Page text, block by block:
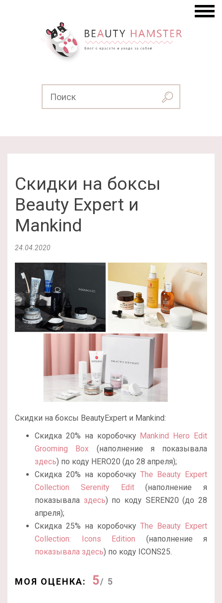
Скидки на боксы
Beauty Expert и
Mankind
24.04.2020
Скидки на боксы BeautyExpert и Mankind:
Скидка 20% на коробочку Mankind Hero Edit
Grooming Box (наполнение я показывала
здесь) по коду HERO20 (до 28 апреля);
Скидка 20% на коробочку The Beauty Expert
Collection Serenity Edit(наполнение я
показывала здесь) по коду SEREN20 (до 28
апреля);
Скидка 25% на коробочку The Beauty Expert
Collection: Icons Edition (наполнение я
показывала здесь) по коду ICONS25.
МОЯ ОЦЕНКА: 5/ 5